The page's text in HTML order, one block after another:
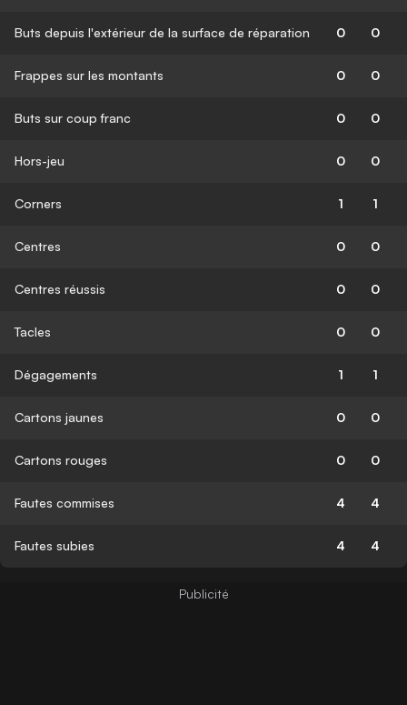
Buts depuis l'extérieur de la surface de réparation 0 0
Frappes sur les montants 0 0
Buts sur coup franc 0 0
Hors-jeu 0 0
Corners 1 1
Centres 0 0
Centres réussis 0 0
Tacles 0 0
Dégagements 1 1
Cartons jaunes 0 0
Cartons rouges 0 0
Fautes commises 4 4
Fautes subies 4 4